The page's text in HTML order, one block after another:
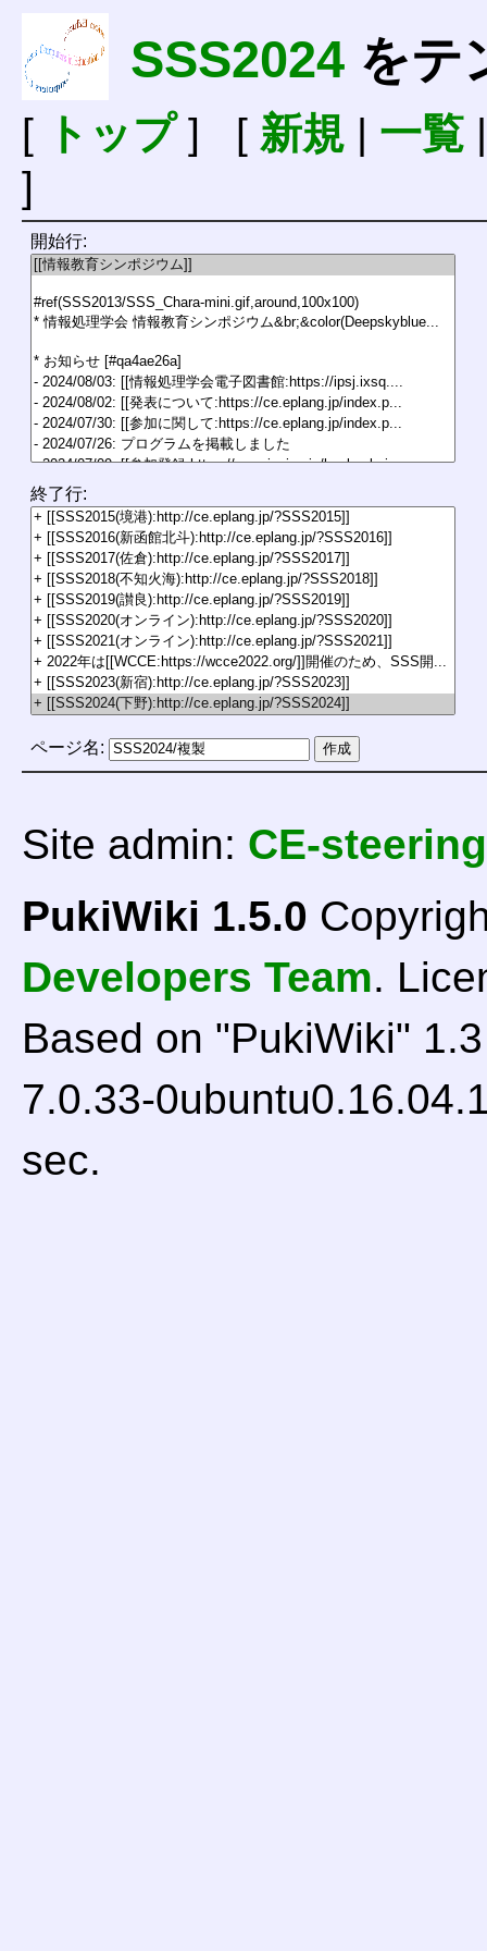
SSS2024をテ
[ トップ] [ 新規| 一覧
]
開始行:
終了行:
ページ名:
Site admin: CE-steering
PukiWiki 1.5.0
Developers Team.
Based on "PukiWiki"
7.0.33-
sec.